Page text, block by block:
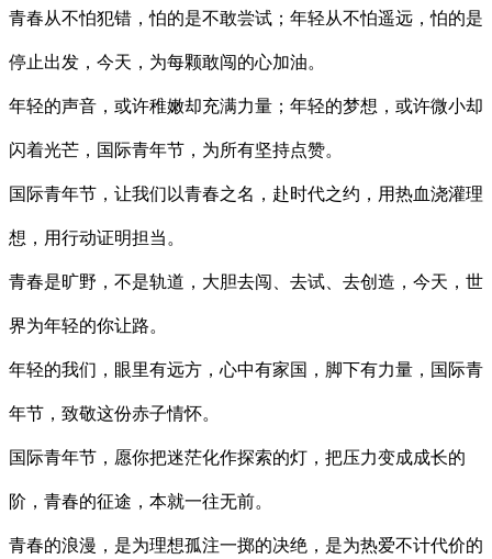
青春从不怕犯错，怕的是不敢尝试；年轻从不怕遥远，怕的是
停止出发，今天，为每颗敢闯的心加油。
年轻的声音，或许稚嫩却充满力量；年轻的梦想，或许微小却
闪着光芒，国际青年节，为所有坚持点赞。
国际青年节，让我们以青春之名，赴时代之约，用热血浇灌理
想，用行动证明担当。
青春是旷野，不是轨道，大胆去闯、去试、去创造，今天，世
界为年轻的你让路。
年轻的我们，眼里有远方，心中有家国，脚下有力量，国际青
年节，致敬这份赤子情怀。
国际青年节，愿你把迷茫化作探索的灯，把压力变成成长的
阶，青春的征途，本就一往无前。
青春的浪漫，是为理想孤注一掷的决绝，是为热爱不计代价的